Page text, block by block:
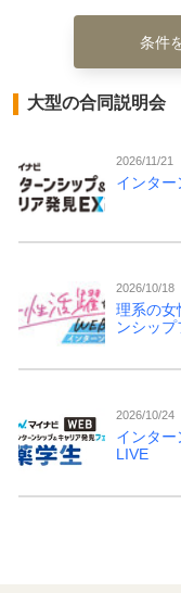
条件
大型の合同説明会
2026/11/21
インタ
2026/10/18
理系の女
ンシップ
2026/10/24
インタ
LIVE